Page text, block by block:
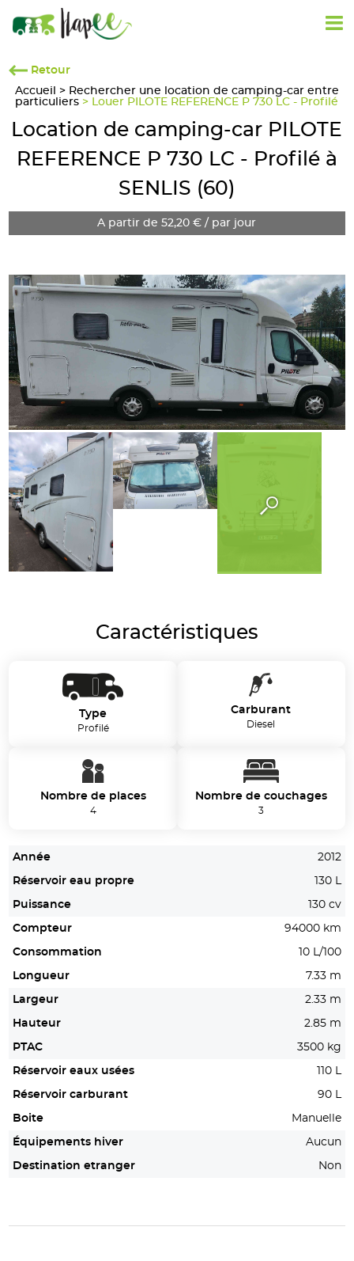
Retour
Accueil
> Rechercher une location de camping-car entre
particuliers > Louer PILOTE REFERENCE P 730 LC - Profilé
Location de camping-car PILOTE
REFERENCE P 730 LC - Profilé à
SENLIS (60)
A partir de 52,20 € / par jour
Caractéristiques
Type
Profilé
Carburant
Diesel
Nombre de places
4
Nombre de couchages
3
Année 2012
Réservoir eau propre 130 L
Puissance 130 cv
Compteur 94000 km
Consommation 10 L/100
Longueur 7.33 m
Largeur 2.33 m
Hauteur 2.85 m
PTAC 3500 kg
Réservoir eaux usées 110 L
Réservoir carburant 90 L
Boite Manuelle
Équipements hiver Aucun
Destination etranger Non